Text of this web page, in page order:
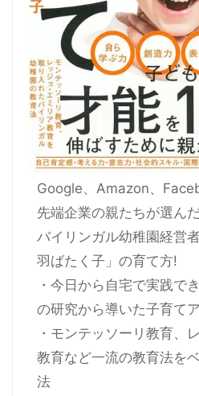
Google、Amazon、
先端企業の親たちが選ん
バイリンガル幼稚園経営
羽ばたく子」の育て方!
・今日から自宅で実践で
の研究から導いた子育て
・モンテッソーリ教育、
教育など一流の教育法を
法